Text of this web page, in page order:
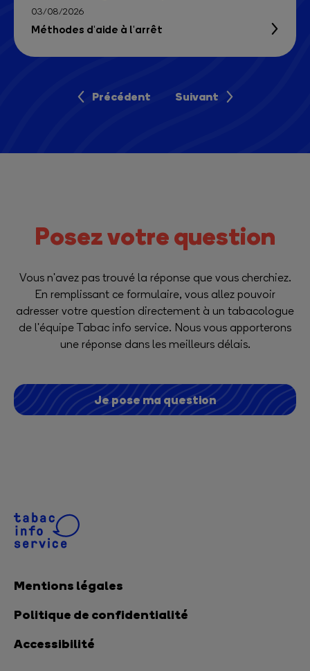
03/08/2026
Méthodes d'aide à l'arrêt
Précédent Suivant
Posez votre question
Vous n'avez pas trouvé la réponse que vous cherchiez.
En remplissant ce formulaire, vous allez pouvoir
adresser votre question directement à un tabacologue
de l'équipe Tabac info service. Nous vous apporterons
une réponse dans les meilleurs délais.
Je pose ma question
Mentions légales
Politique de confidentialité
Accessibilité